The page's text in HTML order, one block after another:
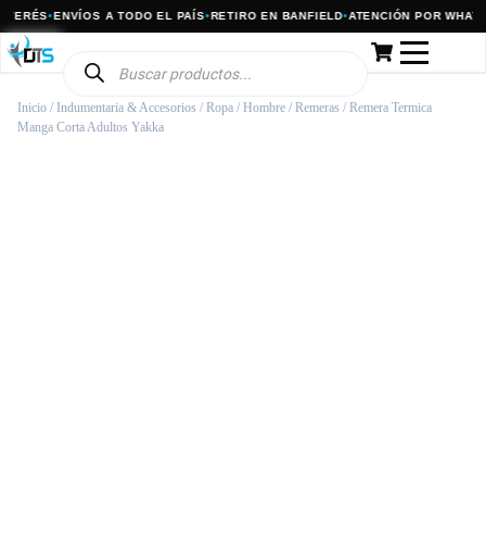
•ENVÍOS A TODO EL PAÍS•RETIRO EN BANFIELD•ATENCIÓN POR WHATSAPP
Inicio / Indumentaria & Accesorios / Ropa / Hombre / Remeras / Remera Termica
Manga Corta Adultos Yakka